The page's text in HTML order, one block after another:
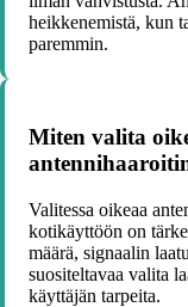
heikkenemistä, kun
paremmin.
Miten valita
Valitessa oikeaa
kotikäyttöön on
määrä, signaalin
suositeltavaa valita
käyttäjän tarpeita.